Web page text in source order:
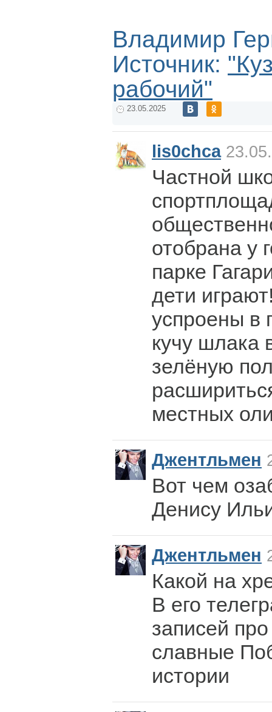
Владимир
Источник:
рабочий"
23.05.2025
lis0chca
Частной
отобрана у
парке
дети
успроены в
кучу шлака
зелёную
местных
Джентльмен
Вот чем
Денису
Джентльмен
Какой на
В его
записей
славные
истории